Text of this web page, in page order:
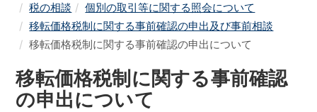
税の相談
個別の取引等に関する照会について
移転価格税制に関する事前確認の申出及び事前相談
移転価格税制に関する事前確認の申出について
移転価格税制に関する事前確認
の申出について